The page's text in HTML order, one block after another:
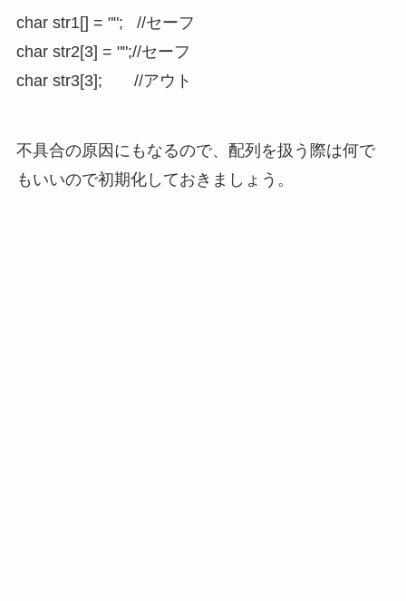
char str1[] = "";   //セーフ
char str2[3] = "";//セーフ
char str3[3];       //アウト
不具合の原因にもなるので、配列を扱う際は何で
もいいので初期化しておきましょう。